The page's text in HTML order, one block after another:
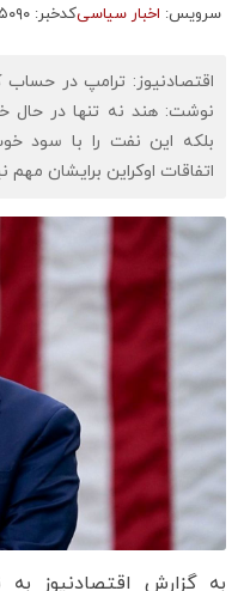
سرویس: اخبار سیاسیکدخبر: ۷۳۵۰۹۰
اقتصادنیوز: ترامپ در
نوشت: هند نه تنها در حال
بلکه این نفت را با سود
اتفاقات اوکراین برایشان
به گزارش اقتصادنیوز به